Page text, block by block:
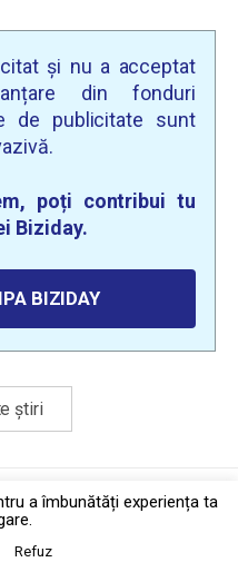
și nu a acceptat
din fonduri
de publicitate sunt
poți contribui tu
Biziday.
BIZIDAY
știri
·Contact
a îmbunătăți experiența ta
Refuz